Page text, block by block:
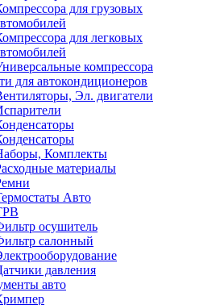
для грузовых
для легковых
компрессора
для автокондиционеров
Эл. двигатели
Комплекты
материалы
Авто
осушитель
салонный
давления
авто